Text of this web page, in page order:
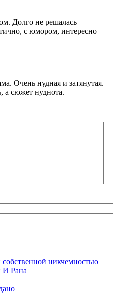
Долго не решалась
с юмором, интересно
Очень нудная и затянутая.
а сюжет нуднота.
никчемностью
И Рана